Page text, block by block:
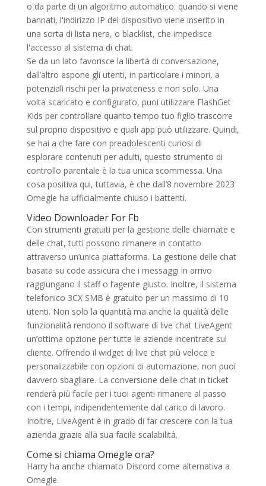
o da parte di un algoritmo automatico: quando si viene
bannati, l'indirizzo IP del dispositivo viene inserito in
una sorta di lista nera, o blacklist, che impedisce
l'accesso al sistema di chat.
Se da un lato favorisce la libertà di conversazione,
dall’altro espone gli utenti, in particolare i minori, a
potenziali rischi per la privateness e non solo. Una
volta scaricato e configurato, puoi utilizzare FlashGet
Kids per controllare quanto tempo tuo figlio trascorre
sul proprio dispositivo e quali app può utilizzare. Quindi,
se hai a che fare con preadolescenti curiosi di
esplorare contenuti per adulti, questo strumento di
controllo parentale è la tua unica scommessa. Una
cosa positiva qui, tuttavia, è che dall’8 novembre 2023
Omegle ha ufficialmente chiuso i battenti.
Video Downloader For Fb
Con strumenti gratuiti per la gestione delle chiamate e
delle chat, tutti possono rimanere in contatto
attraverso un’unica piattaforma. La gestione delle chat
basata su code assicura che i messaggi in arrivo
raggiungano il staff o l’agente giusto. Inoltre, il sistema
telefonico 3CX SMB è gratuito per un massimo di 10
utenti. Non solo la quantità ma anche la qualità delle
funzionalità rendono il software di live chat LiveAgent
un’ottima opzione per tutte le aziende incentrate sul
cliente. Offrendo il widget di live chat più veloce e
personalizzabile con opzioni di automazione, non puoi
davvero sbagliare. La conversione delle chat in ticket
renderà più facile per i tuoi agenti rimanere al passo
con i tempi, indipendentemente dal carico di lavoro.
Inoltre, LiveAgent è in grado di far crescere con la tua
azienda grazie alla sua facile scalabilità.
Come si chiama Omegle ora?
Harry ha anche chiamato Discord come alternativa a
Omegle.